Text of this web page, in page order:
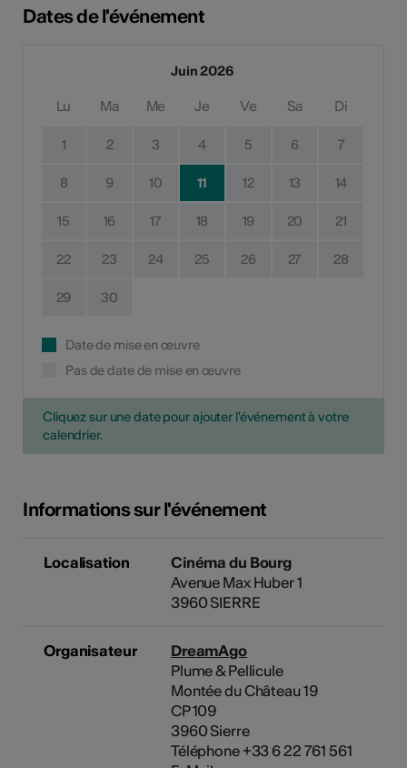
Dates de l'événement
Juin 2026
Lu Ma Me Je Ve Sa Di
1 2 3 4 5 6 7
8 9 10 11 12 13 14
15 16 17 18 19 20 21
22 23 24 25 26 27 28
29 30
Date de mise en œuvre
Pas de date de mise en œuvre
Cliquez sur une date pour ajouter l'événement à votre
calendrier.
Informations sur l'événement
Localisation
Cinéma du Bourg
Avenue Max Huber 1
3960 SIERRE
Organisateur
DreamAgo
Plume & Pellicule
Montée du Château 19
CP 109
3960 Sierre
Téléphone +33 6 22 761 561